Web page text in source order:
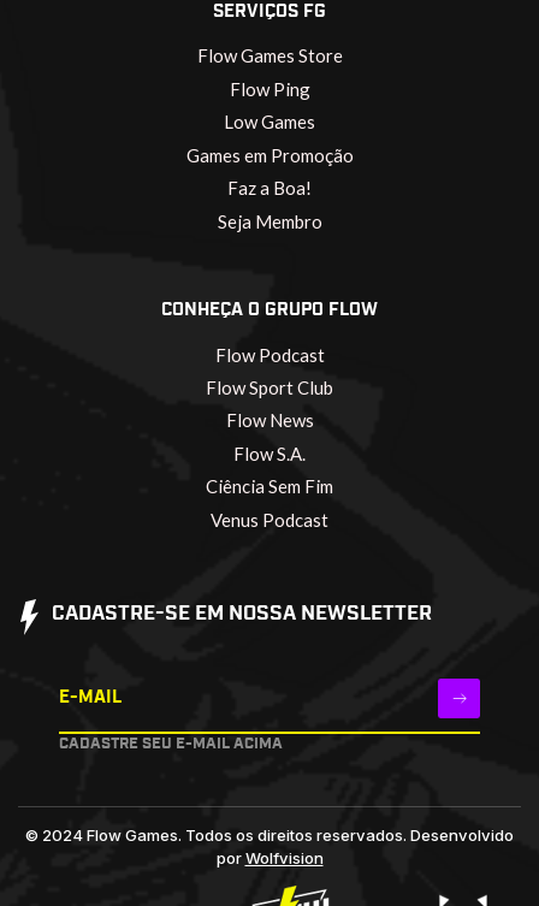
SERVIÇOS FG
Flow Games Store
Flow Ping
Low Games
Games em Promoção
Faz a Boa!
Seja Membro
CONHEÇA O GRUPO FLOW
Flow Podcast
Flow Sport Club
Flow News
Flow S.A.
Ciência Sem Fim
Venus Podcast
CADASTRE-SE EM NOSSA NEWSLETTER
E-MAIL
CADASTRE SEU E-MAIL ACIMA
© 2024 Flow Games. Todos os direitos reservados. Desenvolvido
porWolfvision